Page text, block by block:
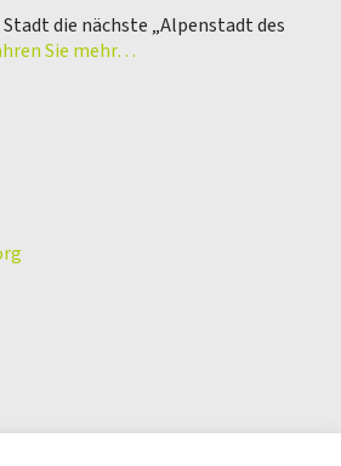
die nächste „Alpenstadt des
Sie mehr…